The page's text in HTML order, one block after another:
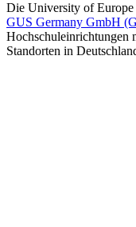
Die University of
GUS Germany GmbH
Hochschuleinrichtungen
Standorten in